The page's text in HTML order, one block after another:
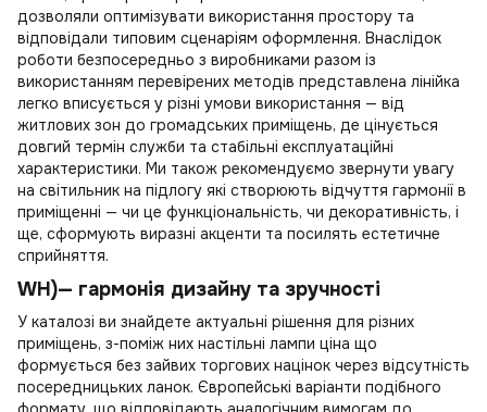
дозволяли оптимізувати використання простору та
відповідали типовим сценаріям оформлення. Внаслідок
роботи безпосередньо з виробниками разом із
використанням перевірених методів представлена лінійка
легко вписується у різні умови використання — від
житлових зон до громадських приміщень, де цінується
довгий термін служби та стабільні експлуатаційні
характеристики. Ми також рекомендуємо звернути увагу
на світильник на підлогу які створюють відчуття гармонії в
приміщенні — чи це функціональність, чи декоративність, і
ще, сформують виразні акценти та посилять естетичне
сприйняття.
WH)— гармонія дизайну та зручності
У каталозі ви знайдете актуальні рішення для різних
приміщень, з-поміж них настільні лампи ціна що
формується без зайвих торгових націнок через відсутність
посередницьких ланок. Європейські варіанти подібного